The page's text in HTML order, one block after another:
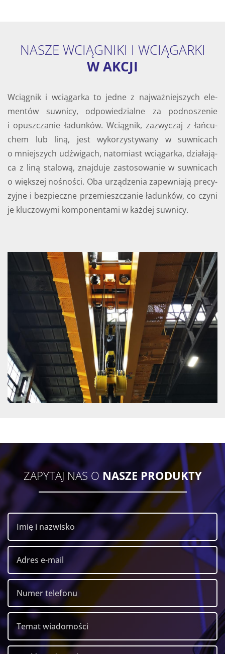
NASZE WCIĄGNIKI I WCIĄGARKI
W AKCJI
Wcią­gnik i wcią­gar­ka to jedne z naj­waż­niej­szych ele­
men­tów suw­ni­cy, od­po­wie­dzial­ne za pod­no­sze­nie
i opusz­cza­nie ła­dun­ków. Wcią­gnik, za­zwy­czaj z łań­cu­
chem lub liną, jest wy­ko­rzy­sty­wa­ny w suw­ni­cach
o mniej­szych udźwi­gach, na­to­miast wcią­gar­ka, dzia­ła­ją­
ca z liną sta­lo­wą, znaj­du­je za­sto­so­wa­nie w suw­ni­cach
o więk­szej no­śno­ści. Oba urzą­dze­nia za­pew­nia­ją pre­cy­
zyj­ne i bez­piecz­ne prze­miesz­cza­nie ła­dun­ków, co czyni
je klu­czo­wy­mi kom­po­nen­ta­mi w każ­dej suw­ni­cy.
ZAPYTAJ NAS O NASZE PRODUKTY